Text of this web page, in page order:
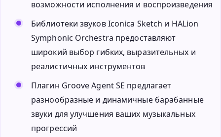
возможности исполнения и воспроизведения
Библиотеки звуков Iconica Sketch и HALion
Symphonic Orchestra предоставляют
широкий выбор гибких, выразительных и
реалистичных инструментов
Плагин Groove Agent SE предлагает
разнообразные и динамичные барабанные
звуки для улучшения ваших музыкальных
прогрессий